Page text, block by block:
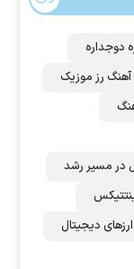
دوجداره
آهنگ رز‌ موزیک
در مسیر رشد
دیجیتال